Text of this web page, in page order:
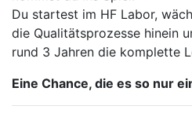
Du startest im HF Labor,
die Qualitätsprozesse hinein
rund 3 Jahren die komplette
Eine Chance, die es so nur